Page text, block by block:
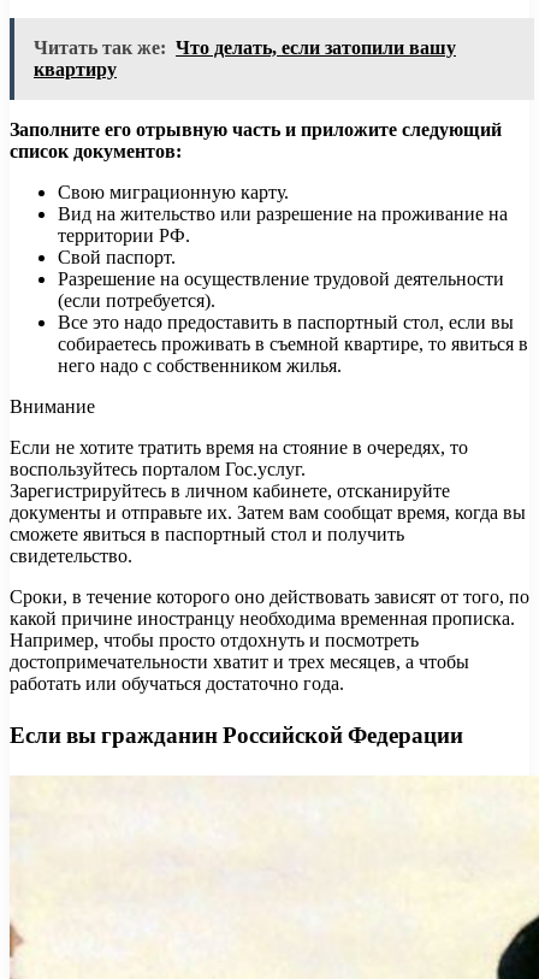
Читать так же: Что делать, если затопили вашу
квартиру
Заполните его отрывную часть и приложите следующий
список документов:
Свою миграционную карту.
Вид на жительство или разрешение на проживание на
территории РФ.
Свой паспорт.
Разрешение на осуществление трудовой деятельности
(если потребуется).
Все это надо предоставить в паспортный стол, если вы
собираетесь проживать в съемной квартире, то явиться в
него надо с собственником жилья.
Внимание
Если не хотите тратить время на стояние в очередях, то
воспользуйтесь порталом Гос.услуг.
Зарегистрируйтесь в личном кабинете, отсканируйте
документы и отправьте их. Затем вам сообщат время, когда вы
сможете явиться в паспортный стол и получить
свидетельство.
Сроки, в течение которого оно действовать зависят от того, по
какой причине иностранцу необходима временная прописка.
Например, чтобы просто отдохнуть и посмотреть
достопримечательности хватит и трех месяцев, а чтобы
работать или обучаться достаточно года.
Если вы гражданин Российской Федерации